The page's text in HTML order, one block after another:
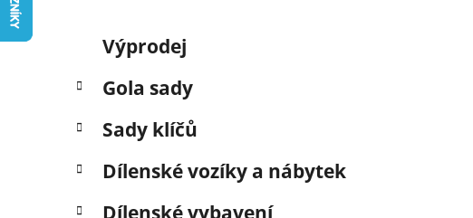
s
r
n
n
Přeskočit
kategorie
e
o
i
Výprodej
Gola sady
Sady klíčů
Dílenské vozíky a nábytek
Dílenské vybavení